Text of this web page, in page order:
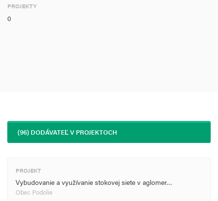
PROJEKTY
0
(96) DODÁVATEĽ V PROJEKTOCH
PROJEKT
Vybudovanie a využívanie stokovej siete v aglomer…
Obec Podolie